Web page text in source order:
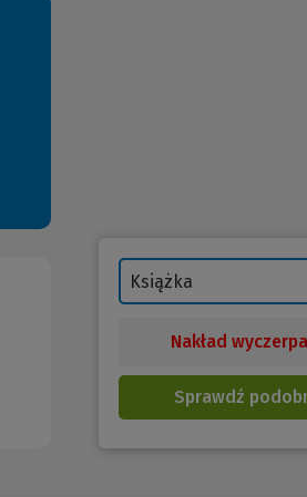
Książka
Nakład
Sprawdź